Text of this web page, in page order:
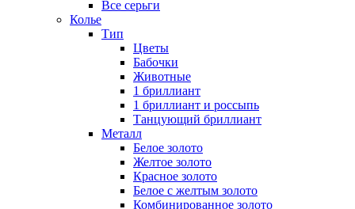
Все серьги
Колье
Тип
Цветы
Бабочки
Животные
1 бриллиант
1 бриллиант и россыпь
Танцующий бриллиант
Металл
Белое золото
Желтое золото
Красное золото
Белое с желтым золото
Комбинированное золото